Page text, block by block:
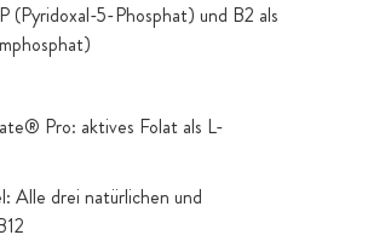
(Pyridoxal-5-Phosphat) und B2 als
Pro: aktives Folat als L-
Alle drei natürlichen und